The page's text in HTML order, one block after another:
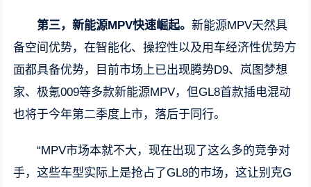
第三，新能源MPV快速崛起。新能源MPV天然具
备空间优势，在智能化、操控性以及用车经济性优势方
面都具备优势，目前市场上已出现腾势D9、岚图梦想
家、极氪009等多款新能源MPV，但GL8首款插电混动
也将于今年第二季度上市，落后于同行。
“MPV市场本就不大，现在出现了这么多的竞争对
手，这些车型实际上是抢占了GL8的市场，这让别克G